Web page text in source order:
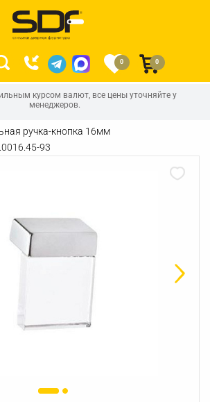
0 0
курсом валют, все цены уточняйте у
менеджеров.
ручка-кнопка 16мм
93